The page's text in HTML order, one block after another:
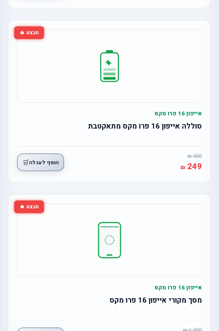
מבצע 🔥
אייפון 16 פרו מקס
סוללה אייפון 16 פרו מקס מתאקטבת
300
249 הוסף לעגלה🛒
מבצע 🔥
אייפון 16 פרו מקס
מסך מקורי אייפון 16 פרו מקס